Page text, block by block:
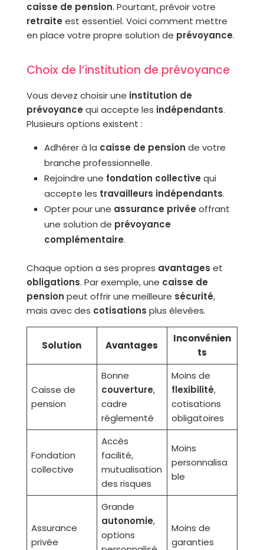
caisse de pension. Pourtant, prévoir votre
retraite est essentiel. Voici comment mettre
en place votre propre solution de prévoyance.
Choix de l’institution de prévoyance
Vous devez choisir une institution de
prévoyance qui accepte les indépendants.
Plusieurs options existent :
Adhérer à la caisse de pension de votre
branche professionnelle.
Rejoindre une fondation collective qui
accepte les travailleurs indépendants.
Opter pour une assurance privée offrant
une solution de prévoyance
complémentaire.
Chaque option a ses propres avantages et
obligations. Par exemple, une caisse de
pension peut offrir une meilleure sécurité,
mais avec des cotisations plus élevées.
Solution Avantages
Inconvénien
ts
Caisse de
pension
Bonne
couverture,
cadre
réglementé
Moins de
flexibilité,
cotisations
obligatoires
Fondation
collective
Accès
facilité,
mutualisation
des risques
Moins
personnalisa
ble
Assurance
privée
Grande
autonomie,
options
Moins de
garanties